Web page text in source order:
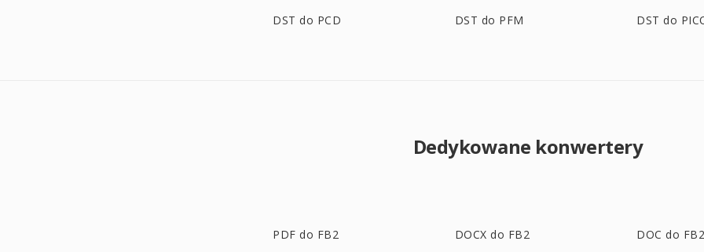
DST do PCD DST do PFM DST do
Dedykowane konwertery
PDF do FB2 DOCX do FB2 DOC do